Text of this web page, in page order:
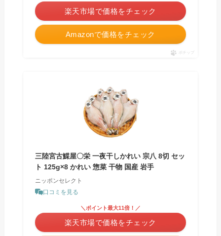
Amazonで価格をチェック
楽天市場で価格をチェック
ポチップ
三陸宮古鰈屋〇栄 一夜干しかれい 宗八 8切 セッ
ト 125g×8 かれい 惣菜 干物 国産 岩手
ニッポンセレクト
口コミを見る
＼ポイント最大11倍！／
楽天市場で価格をチェック